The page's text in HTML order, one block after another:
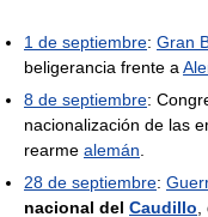
1 de septiembre: Gran
beligerancia frente a
8 de septiembre:
nacionalización de las
rearme alemán
28 de septiembre:
nacional del Caudillo